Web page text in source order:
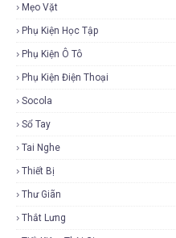
Mẹo Vặt
Phụ Kiện Học Tập
Phụ Kiện Ô Tô
Phụ Kiện Điện Thoại
Socola
Sổ Tay
Tai Nghe
Thiết Bị
Thư Giãn
Thắt Lưng